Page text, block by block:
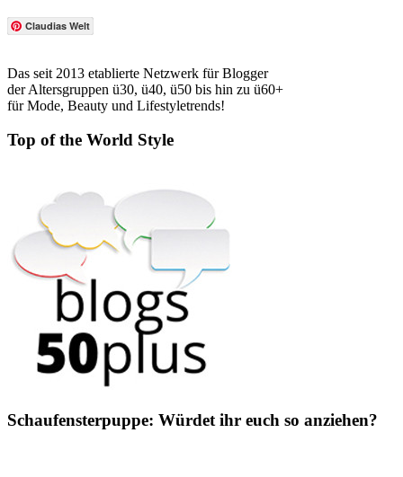
Claudias Welt
Das seit 2013 etablierte Netzwerk für Blogger
der Altersgruppen ü30, ü40, ü50 bis hin zu ü60+
für Mode, Beauty und Lifestyletrends!
Top of the World Style
Schaufensterpuppe: Würdet ihr euch so anziehen?